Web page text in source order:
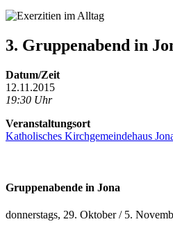
3. Gruppenabend in
Datum/Zeit
12.11.2015
19:30 Uhr
Veranstaltungsort
Katholisches Kirchgemeindehaus
Gruppenabende in Jona
donnerstags, 29. Oktober / 5.